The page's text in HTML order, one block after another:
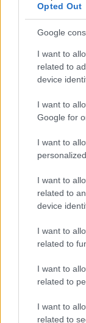
Opted Out
Google
I want to
related to
device
I want to
Google for
I want to
I want to
related to
device
I want to
related to
I want to
related to
I want to
related to
μπορούσαν
συμβάν
-που
NASA
υπάρχει
στην τροχιά
μπορούσαν
σκουπίδια.
τροχιά της
Group 2
— Flight
τους
και
πάνω από
παραγωγής.